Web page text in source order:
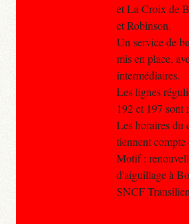
et La Croix de
et Robinson.
Un service de
mis en place,
intermédiaires.
Les lignes
192 et 197 sont
Les horaires du
tiennent compte
Motif :
d'aiguillage à
SNCF Transilien